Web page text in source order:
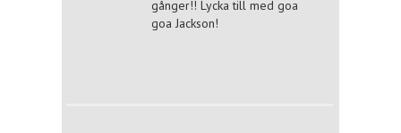
gånger!! Lycka till med goa
goa Jackson!